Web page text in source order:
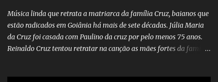
Música linda que retrata a matriarca da família Cruz, baianos que
estão radicados em Goiânia há mais de sete décadas. Júlia Maria
da Cruz foi casada com Paulino da cruz por pelo menos 75 anos.
Reinaldo Cruz tentou retratar na canção as mães fortes da família